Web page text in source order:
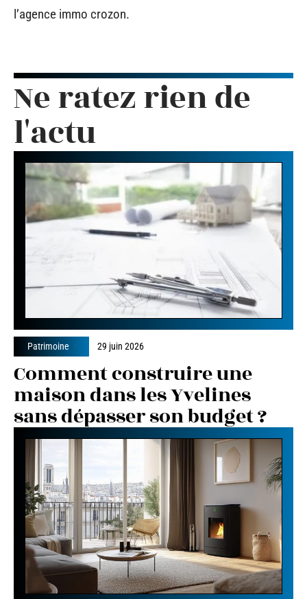
l’agence immo crozon.
Ne ratez rien de
l'actu
Patrimoine 29 juin 2026
Comment construire une
maison dans les Yvelines
sans dépasser son budget ?